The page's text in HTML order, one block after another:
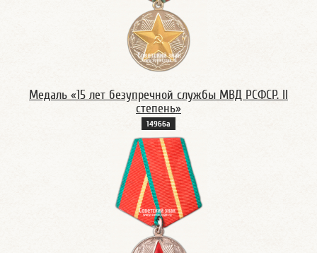
Медаль «15 лет безупречной службы МВД РСФСР. II
степень»
14966а